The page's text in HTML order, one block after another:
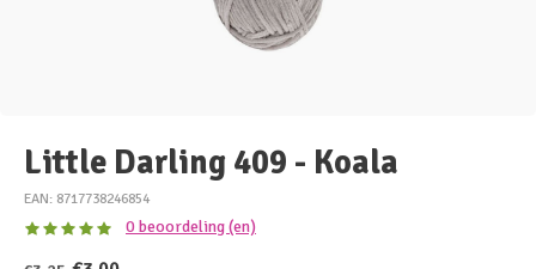
Little Darling 409 - Koala
EAN: 8717738246854
0 beoordeling (en)